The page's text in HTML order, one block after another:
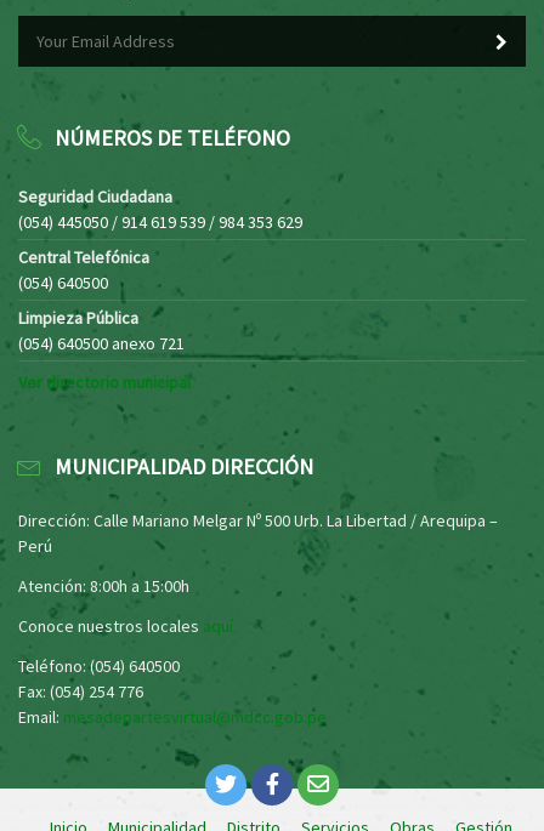
NÚMEROS DE TELÉFONO
Seguridad Ciudadana
(054) 445050 / 914 619 539 / 984 353 629
Central Telefónica
(054) 640500
Limpieza Pública
(054) 640500 anexo 721
Ver directorio municipal
MUNICIPALIDAD DIRECCIÓN
Dirección: Calle Mariano Melgar Nº 500 Urb. La Libertad / Arequipa –
Perú
Atención: 8:00h a 15:00h
Conoce nuestros locales aquí
Teléfono: (054) 640500
Fax: (054) 254 776
Email: mesadepartesvirtual@mdcc.gob.pe